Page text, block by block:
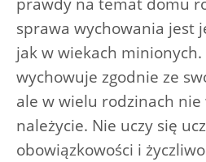
sprawa wychowania jest
jak w wiekach minionych.
wychowuje zgodnie ze
ale w wielu rodzinach nie
należycie. Nie uczy się
obowiązkowości i